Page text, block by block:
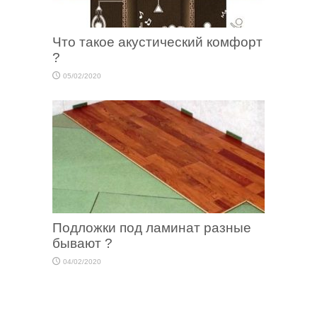
Что такое акустический комфорт
?
05/02/2020
Подложки под ламинат разные
бывают ?
04/02/2020